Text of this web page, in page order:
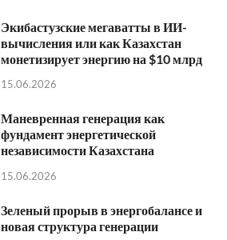
Экибастузские мегаватты в ИИ-
вычисления или как Казахстан
монетизирует энергию на $10 млрд
15.06.2026
Маневренная генерация как
фундамент энергетической
независимости Казахстана
15.06.2026
Зеленый прорыв в энергобалансе и
новая структура генерации